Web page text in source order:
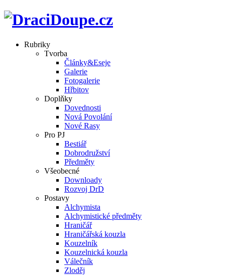
Rubriky
Tvorba
Články&Eseje
Galerie
Fotogalerie
Hřbitov
Doplňky
Dovednosti
Nová Povolání
Nové Rasy
Pro PJ
Bestiář
Dobrodružství
Předměty
Všeobecné
Downloady
Rozvoj DrD
Postavy
Alchymista
Alchymistické předměty
Hraničář
Hraničářská kouzla
Kouzelník
Kouzelnická kouzla
Válečník
Zloděj